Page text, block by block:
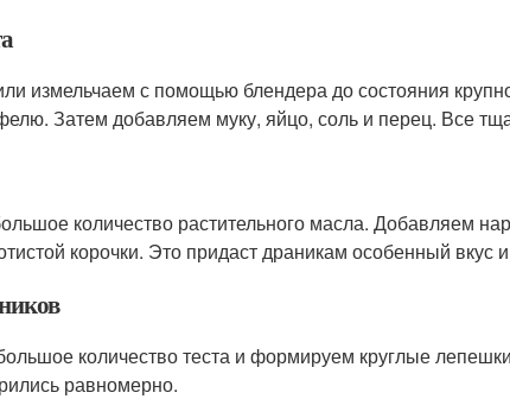
измельчаем с помощью блендера до состояния
Затем добавляем муку, яйцо, соль и перец. Все
количество растительного масла. Добавляем
корочки. Это придаст драникам особенный вкус
количество теста и формируем круглые
равномерно.